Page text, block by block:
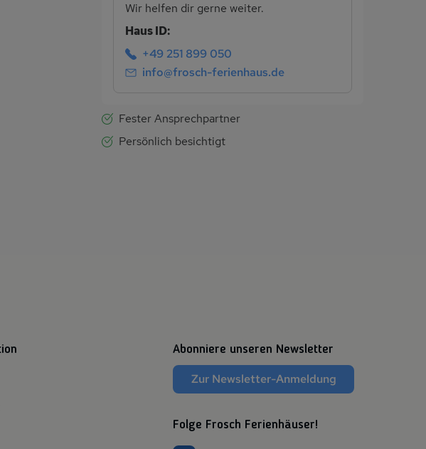
Wir helfen dir gerne weiter.
Haus ID:
+49 251 899 050
info@frosch-ferienhaus.de
Fester Ansprechpartner
Persönlich besichtigt
Abonniere unseren Newsletter
Zur Newsletter-Anmeldung
Folge Frosch Ferienhäuser!